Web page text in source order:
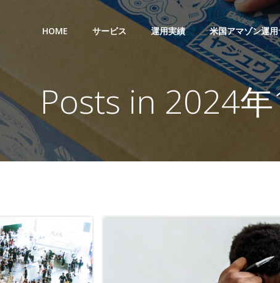
HOME サービス 運用実績 米国アマゾン運
Posts in 2024